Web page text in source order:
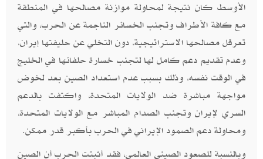
الأوسط كان نتيجة لمحاولة موازنة مصالحها في المنطقة
مع كافة الأطراف وتجنب الخسائر الناجمة عن الحرب، والتي
تعرقل مصالحها الاستراتيجية، دون التخلي عن حليفتها إيران،
وعدم تقديم دعم كامل لها لتجنب خسارة حلفائها في الخليج
في الوقت نفسه، وذلك بسبب عدم استعداد الصين بعد لخوض
مواجهة مباشرة ضد الولايات المتحدة، واكتفت بالدعم
السري لإيران وتجنب الصدام المباشر مع الولايات المتحدة،
ومحاولة دعم الصمود الإيراني في الحرب بأكبر قدر ممكن.
وبالنسبة للصعود الصيني العالمي، فقد أثبتت الحرب أن الصين